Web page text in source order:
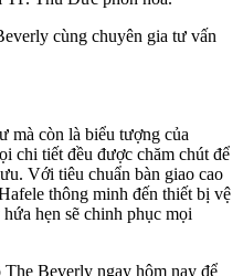
cùng chuyên gia tư vấn
mà còn là biểu tượng của
chi tiết đều được chăm chút để
Với tiêu chuẩn bàn giao cao
thông minh đến thiết bị vệ
hẹn sẽ chinh phục mọi
Beverly ngay hôm nay để